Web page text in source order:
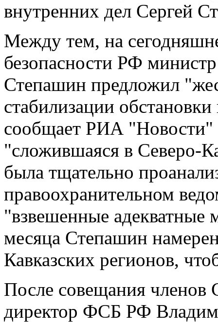
внутренних дел Сергей
Между тем, на
безопасности РФ
Степашин предложил
стабилизации
сообщает РИА
"сложившаяся в Северо-
была тщательно
правоохранительном
"взвешенные
месяца Степашин
Кавказских регионов,
После совещания членов
директор ФСБ РФ